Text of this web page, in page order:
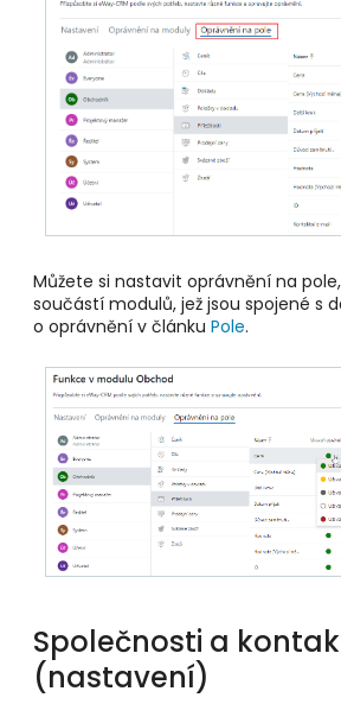
Můžete si nastavit oprávnění na
součástí modulů, jež jsou spojené s
o oprávnění v článku Pole.
Společnosti a
(nastavení)